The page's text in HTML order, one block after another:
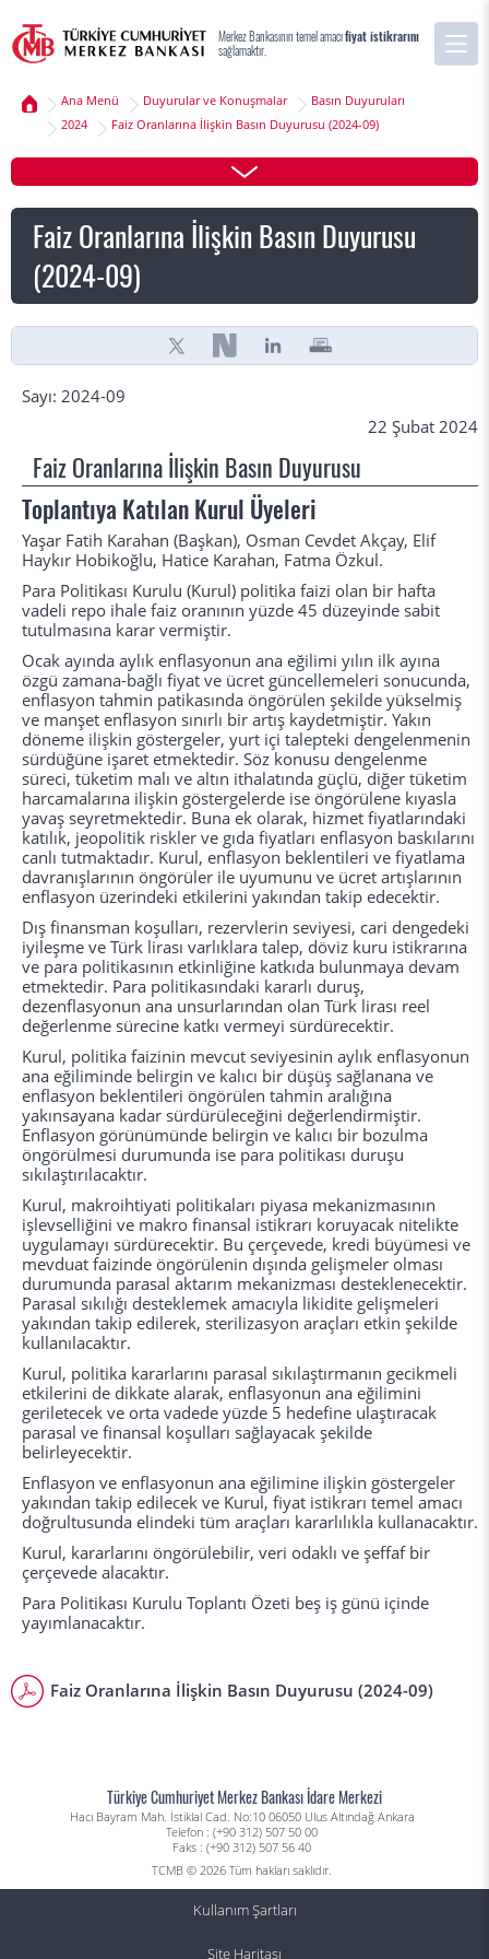
Merkez Bankasının temel amacıfiyat istikrarını
sağlamaktır.
Ana Menü Duyurular ve Konuşmalar
Basın Duyuruları
2024
Faiz Oranlarına İlişkin Basın Duyurusu (2024-09)
Faiz Oranlarına İlişkin Basın Duyurusu
(2024-09)
Sayı: 2024-09
22 Şubat 2024
Faiz Oranlarına İlişkin Basın Duyurusu
Toplantıya Katılan Kurul Üyeleri
Yaşar Fatih Karahan (Başkan), Osman Cevdet Akçay, Elif
Haykır Hobikoğlu, Hatice Karahan, Fatma Özkul.
Para Politikası Kurulu (Kurul) politika faizi olan bir hafta
vadeli repo ihale faiz oranının yüzde 45 düzeyinde sabit
tutulmasına karar vermiştir.
Ocak ayında aylık enflasyonun ana eğilimi yılın ilk ayına
özgü zamana-bağlı fiyat ve ücret güncellemeleri sonucunda,
enflasyon tahmin patikasında öngörülen şekilde yükselmiş
ve manşet enflasyon sınırlı bir artış kaydetmiştir. Yakın
döneme ilişkin göstergeler, yurt içi talepteki dengelenmenin
sürdüğüne işaret etmektedir. Söz konusu dengelenme
süreci, tüketim malı ve altın ithalatında güçlü, diğer tüketim
harcamalarına ilişkin göstergelerde ise öngörülene kıyasla
yavaş seyretmektedir. Buna ek olarak, hizmet fiyatlarındaki
katılık, jeopolitik riskler ve gıda fiyatları enflasyon baskılarını
canlı tutmaktadır. Kurul, enflasyon beklentileri ve fiyatlama
davranışlarının öngörüler ile uyumunu ve ücret artışlarının
enflasyon üzerindeki etkilerini yakından takip edecektir.
Dış finansman koşulları, rezervlerin seviyesi, cari dengedeki
iyileşme ve Türk lirası varlıklara talep, döviz kuru istikrarına
ve para politikasının etkinliğine katkıda bulunmaya devam
etmektedir. Para politikasındaki kararlı duruş,
dezenflasyonun ana unsurlarından olan Türk lirası reel
değerlenme sürecine katkı vermeyi sürdürecektir.
Kurul, politika faizinin mevcut seviyesinin aylık enflasyonun
ana eğiliminde belirgin ve kalıcı bir düşüş sağlanana ve
enflasyon beklentileri öngörülen tahmin aralığına
yakınsayana kadar sürdürüleceğini değerlendirmiştir.
Enflasyon görünümünde belirgin ve kalıcı bir bozulma
öngörülmesi durumunda ise para politikası duruşu
sıkılaştırılacaktır.
Kurul, makroihtiyati politikaları piyasa mekanizmasının
işlevselliğini ve makro finansal istikrarı koruyacak nitelikte
uygulamayı sürdürecektir. Bu çerçevede, kredi büyümesi ve
mevduat faizinde öngörülenin dışında gelişmeler olması
durumunda parasal aktarım mekanizması desteklenecektir.
Parasal sıkılığı desteklemek amacıyla likidite gelişmeleri
yakından takip edilerek, sterilizasyon araçları etkin şekilde
kullanılacaktır.
Kurul, politika kararlarını parasal sıkılaştırmanın gecikmeli
etkilerini de dikkate alarak, enflasyonun ana eğilimini
geriletecek ve orta vadede yüzde 5 hedefine ulaştıracak
parasal ve finansal koşulları sağlayacak şekilde
belirleyecektir.
Enflasyon ve enflasyonun ana eğilimine ilişkin göstergeler
yakından takip edilecek ve Kurul, fiyat istikrarı temel amacı
doğrultusunda elindeki tüm araçları kararlılıkla kullanacaktır.
Kurul, kararlarını öngörülebilir, veri odaklı ve şeffaf bir
çerçevede alacaktır.
Para Politikası Kurulu Toplantı Özeti beş iş günü içinde
yayımlanacaktır.
Faiz Oranlarına İlişkin Basın Duyurusu (2024-09)
Türkiye Cumhuriyet Merkez Bankası İdare Merkezi
Hacı Bayram Mah. İstiklal Cad. No:10 06050 Ulus Altındağ Ankara
Telefon : (+90 312) 507 50 00
Faks : (+90 312) 507 56 40
TCMB © 2026 Tüm hakları saklıdır.
Kullanım Şartları
Site Haritası